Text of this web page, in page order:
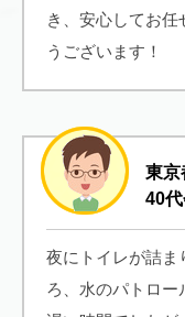
き、安心してお任
うございます！
東京
40
夜にトイレが詰ま
ろ、水のパトロ